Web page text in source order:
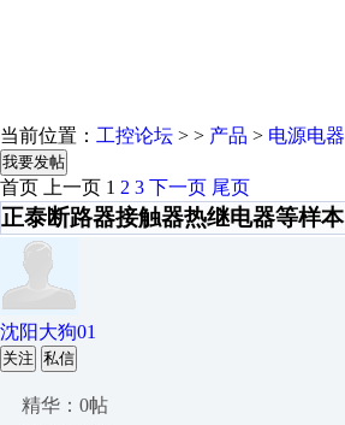
当前位置： 工控论坛 > > 产品 > 电源电器
我要发帖
首页 上一页 1 2 3 下一页 尾页
正泰断路器接触器热继电器等样本
沈阳大狗01
关注 私信
精华：0帖